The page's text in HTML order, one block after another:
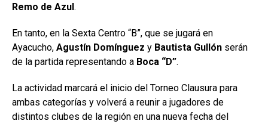
Remo de Azul.
En tanto, en la Sexta Centro “B”, que se jugará en
Ayacucho, Agustín Domínguez y Bautista Gullón serán
de la partida representando a Boca “D”.
La actividad marcará el inicio del Torneo Clausura para
ambas categorías y volverá a reunir a jugadores de
distintos clubes de la región en una nueva fecha del